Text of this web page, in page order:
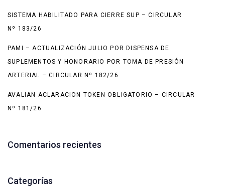
SISTEMA HABILITADO PARA CIERRE SUP – CIRCULAR
Nº 183/26
PAMI – ACTUALIZACIÓN JULIO POR DISPENSA DE
SUPLEMENTOS Y HONORARIO POR TOMA DE PRESIÓN
ARTERIAL – CIRCULAR Nº 182/26
AVALIAN-ACLARACION TOKEN OBLIGATORIO – CIRCULAR
Nº 181/26
Comentarios recientes
Categorías